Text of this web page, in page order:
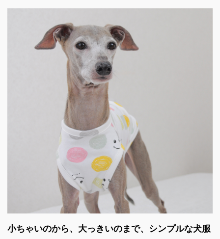
小ちゃいのから、大っきいのまで、シンプルな犬服